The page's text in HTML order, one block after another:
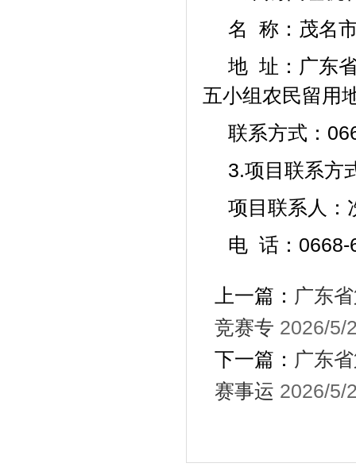
名
称： 茂名
地 址：广东
五小组农民留用
联系方式：
3.项目联系方
项目联系人：
电 话：0668-
上一篇： 广东
竞赛专 2026/5/
下一篇： 广东
赛事运 2026/5/